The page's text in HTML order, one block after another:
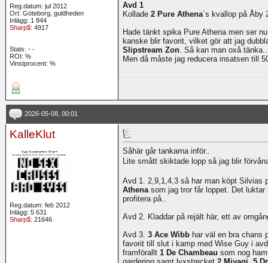
Reg.datum: jul 2012
Ort: Göteborg, guldheden
Inlägg: 1 844
Sharp$: 4917
Stats: - -
ROI: %
Vinstprocent: %
Avd 1
Kollade 2 Pure Athena´s kvallop på Åby
Hade tänkt spika Pure Athena men ser
kanske blir favorit, vilket gör att jag
Slipstream Zon. Så kan man oxå
Men då måste jag reducera insatsen till
2026-05-08, 00:01
KalleKlut
Reg.datum: feb 2012
Inlägg: 5 631
Sharp$: 21646
Såhär går tankarna inför..
Lite smått skiktade lopp så jag blir
Avd 1. 2,9,1,4,3 så har man köpt Silvias
Athenasom jag tror får loppet. Det luktar
profitera på..
Avd 2. Kladdar på rejält här, ett av
Avd 3. 3 Ace Wibb har väl en bra chans
favorit till slut i kamp med Wise Guy i
framförallt 1 De Chambeau som nog